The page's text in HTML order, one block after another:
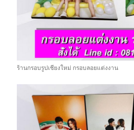
ร้านกรอบรูปเชียงใหม่ กรอบลอยแต่งงาน